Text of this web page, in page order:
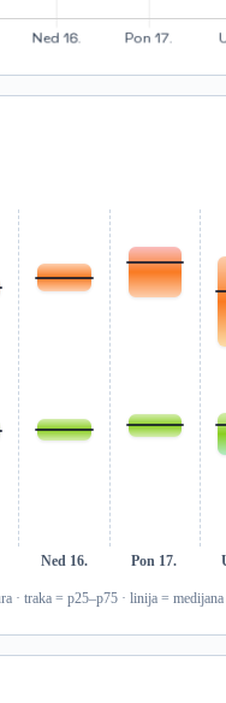
Ned 16. Pon 17.
· traka = p25–p75 · linija = medijana